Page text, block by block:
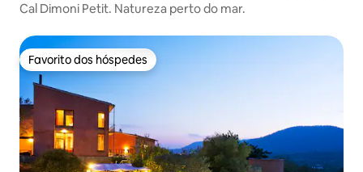
Cal Dimoni Petit. Natureza perto do mar.
Favorito dos hóspedes
Favorito dos hóspedes